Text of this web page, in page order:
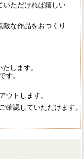
いただければ嬉しい
敵な作品をおつくり
します。
す。
ウトします。
確認していただけます